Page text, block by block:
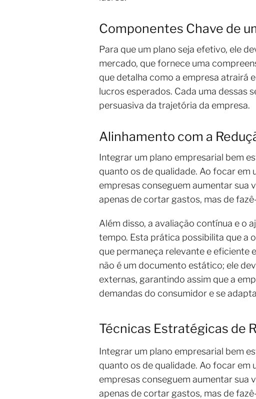
Componentes Chave de
Para que um plano seja efetivo, ele
mercado, que fornece uma
que detalha como a empresa atrairá
lucros esperados. Cada uma dessas
persuasiva da trajetória da empresa.
Alinhamento com a
Integrar um plano empresarial bem
quanto os de qualidade. Ao focar
empresas conseguem aumentar sua
apenas de cortar gastos, mas de
Além disso, a avaliação contínua e o
tempo. Esta prática possibilita que a
que permaneça relevante e eficiente
não é um documento estático; ele
externas, garantindo assim que a
demandas do consumidor e se
Técnicas Estratégicas de
Integrar um plano empresarial bem
quanto os de qualidade. Ao focar
empresas conseguem aumentar sua
apenas de cortar gastos, mas de